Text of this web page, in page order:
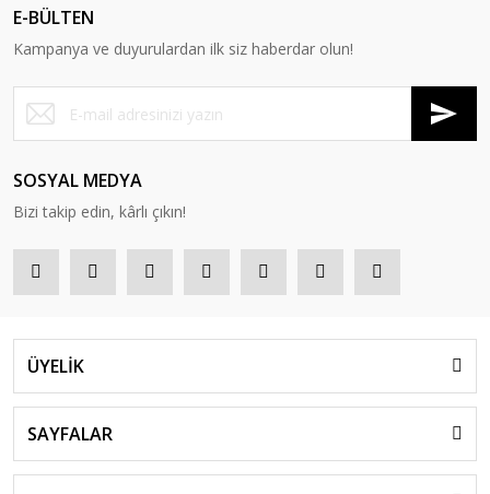
E-BÜLTEN
Kampanya ve duyurulardan ilk siz haberdar olun!
SOSYAL MEDYA
Bizi takip edin, kârlı çıkın!
ÜYELİK
SAYFALAR